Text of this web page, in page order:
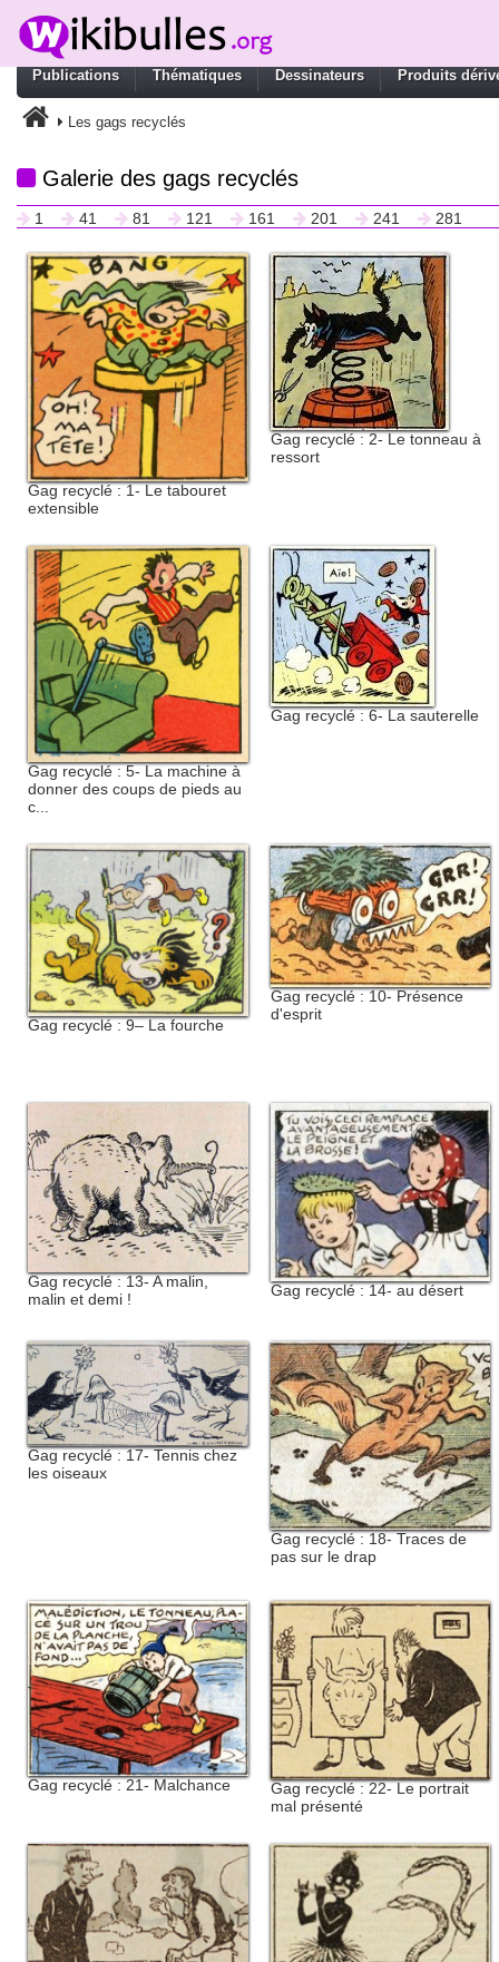
Publications Thématiques Dessinateurs Produits
Les gags recyclés
Galerie des gags recyclés
1 41 81 121 161 201 241 281
Gag recyclé : 1- Le tabouret
extensible
Gag recyclé : 2- Le tonneau à
ressort
Gag recyclé : 5- La machine à
donner des coups de pieds au
c...
Gag recyclé : 6- La sauterelle
Gag recyclé : 9– La fourche
Gag recyclé : 10- Présence
d'esprit
Gag recyclé : 13- A malin,
malin et demi !
Gag recyclé : 14- au désert
Gag recyclé : 17- Tennis chez
les oiseaux
Gag recyclé : 18- Traces de
pas sur le drap
Gag recyclé : 21- Malchance
Gag recyclé : 22- Le portrait
mal présenté